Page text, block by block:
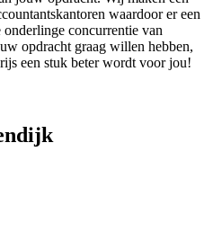
waardoor er een
concurrentie van
opdracht graag willen hebben,
een stuk beter wordt voor jou!